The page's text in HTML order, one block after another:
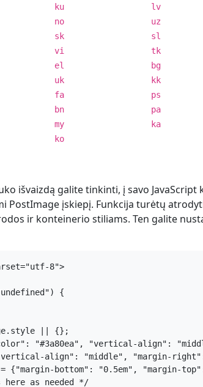
ku lv
no uz
sk sl
vi tk
el bg
uk kk
fa ps
bn pa
my ka
ko
išvaizdą galite tinkinti, į savo
PostImage įskiepį. Funkcija turėtų
ir konteinerio stiliams. Ten galite
8">